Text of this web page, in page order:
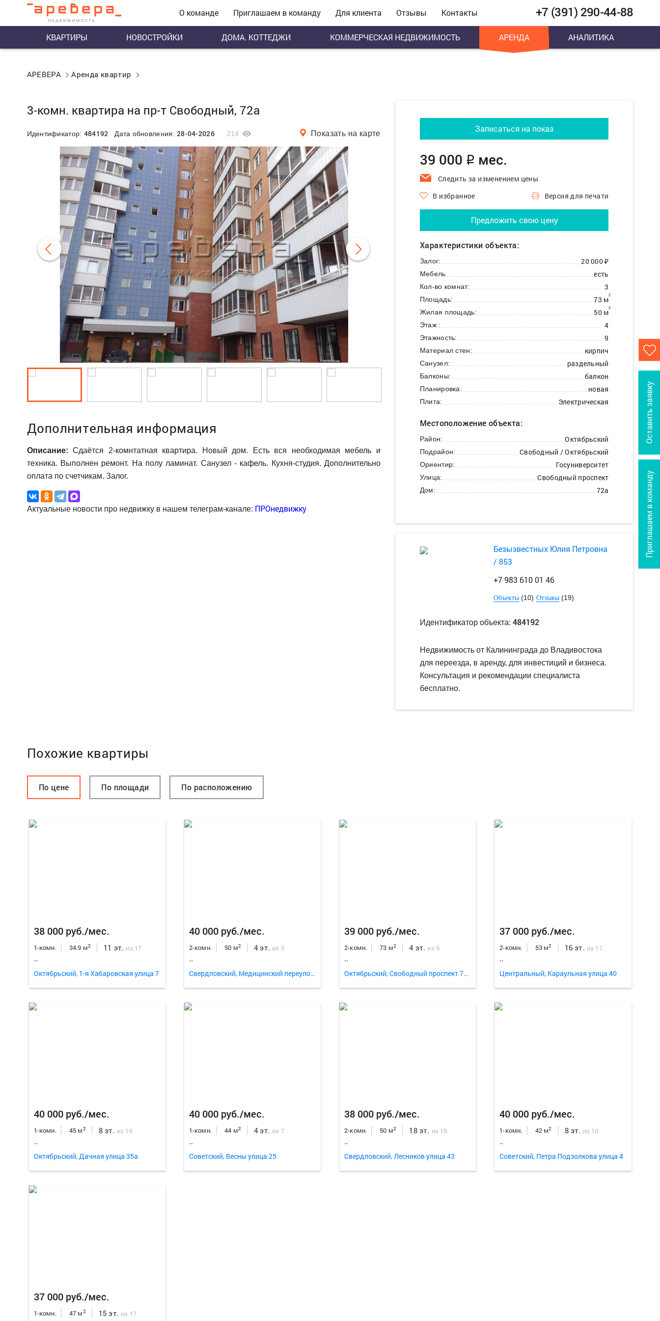
О команде Приглашаем в команду Для клиента Отзывы Контакты +7 (391) 290-44-88
КВАРТИРЫ НОВОСТРОЙКИ ДОМА. КОТТЕДЖИ КОММЕРЧЕСКАЯ НЕДВИЖИМОСТЬ АРЕНДА АНАЛИТИКА
Приглашаем в команду
Оставить заявку
АРЕВЕРА Аренда квартир
3-комн. квартира на пр-т Свободный, 72а
Идентификатор: 484192 Дата обновления: 28-04-2026 214 Показать на карте
Дополнительная информация
Описание: Сдаётся 2-комнтатная квартира. Новый дом. Есть вся необходимая мебель и
техника. Выполнен ремонт. На полу ламинат. Санузел - кафель. Кухня-студия. Дополнительно
оплата по счетчикам. Залог.
Актуальные новости про недвижку в нашем телеграм-канале: ПРОнедвижку
Записаться на показ
39 000 q мес.
Следить за изменением цены
В избранное
Версия для печати
Предложить свою цену
Характеристики объекта:
Залог: 20 000 ₽
Мебель есть
Кол-во комнат: 3
Площадь: 73 м2
Жилая площадь: 50 м2
Этаж : 4
Этажность: 9
Материал стен: кирпич
Санузел: раздельный
Балконы: балкон
Планировка: новая
Плита: Электрическая
Местоположение объекта:
Район: Октябрьский
Подрайон: Свободный / Октябрьский
Ориентир: Госуниверситет
Улица: Свободный проспект
Дом: 72а
Безызвестных Юлия Петровна
/ 853
+7 983 610 01 46
Объекты(10) Отзывы(19)
Идентификатор объекта: 484192
Недвижимость от Калининграда до Владивостока
для переезда, в аренду, для инвестиций и бизнеса.
Консультация и рекомендации специалиста
бесплатно.
Похожие квартиры
По цене По площади По расположению
38 000 руб./мес.
1-комн. 34.9 м2 11 эт. из 17
..
Октябрьский, 1-я Хабаровская улица 7
40 000 руб./мес.
2-комн. 50 м2 4 эт. из 5
..
Свердловский, Медицинский переулок 13
39 000 руб./мес.
2-комн. 73 м2 4 эт. из 9
..
Октябрьский, Свободный проспект 72а
37 000 руб./мес.
2-комн. 53 м2 16 эт. из 17
..
Центральный, Караульная улица 40
40 000 руб./мес.
1-комн. 45 м2 8 эт. из 16
..
Октябрьский, Дачная улица 35а
40 000 руб./мес.
1-комн. 44 м2 4 эт. из 7
..
Советский, Весны улица 25
38 000 руб./мес.
2-комн. 50 м2 18 эт. из 19
..
Свердловский, Лесников улица 43
40 000 руб./мес.
1-комн. 42 м2 8 эт. из 10
..
Советский, Петра Подзолкова улица 4
37 000 руб./мес.
1-комн. 47 м2 15 эт. из 17